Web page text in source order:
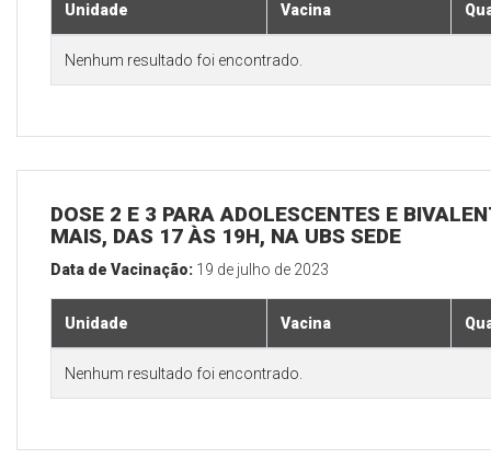
Unidade Vacina
Nenhum resultado foi encontrado.
DOSE 2 E 3 PARA ADOLESCENTES E
MAIS, DAS 17 ÀS 19H, NA UBS SEDE
Data de Vacinação: 19 de julho de 2023
Unidade Vacina
Nenhum resultado foi encontrado.